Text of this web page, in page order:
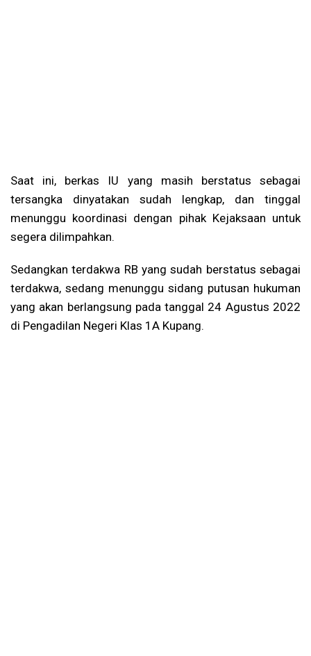
Saat ini, berkas IU yang masih berstatus sebagai
tersangka dinyatakan sudah lengkap, dan tinggal
menunggu koordinasi dengan pihak Kejaksaan untuk
segera dilimpahkan.
Sedangkan terdakwa RB yang sudah berstatus sebagai
terdakwa, sedang menunggu sidang putusan hukuman
yang akan berlangsung pada tanggal 24 Agustus 2022
di Pengadilan Negeri Klas 1A Kupang.